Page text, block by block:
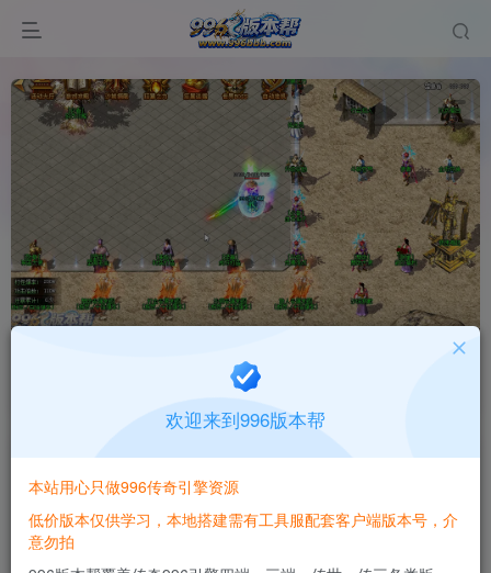
正文
有问题请联系站长
付费资源
欢迎来到996版本帮
本站用心只做996传奇引擎资源
低价版本仅供学习，本地搭建需有工具服配套客户端版本号，介
意勿拍